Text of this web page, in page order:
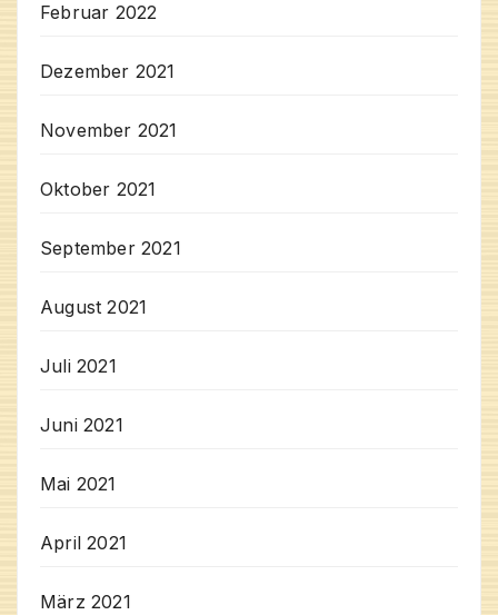
Februar 2022
Dezember 2021
November 2021
Oktober 2021
September 2021
August 2021
Juli 2021
Juni 2021
Mai 2021
April 2021
März 2021